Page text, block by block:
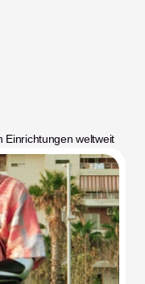
Einrichtungen weltweit